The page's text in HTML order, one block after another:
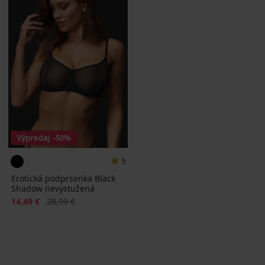
Výpredaj -50%
5
Erotická podprsenka Black
Shadow nevystužená
Zľava
14,49 € Pôvodná cena
28,99 €